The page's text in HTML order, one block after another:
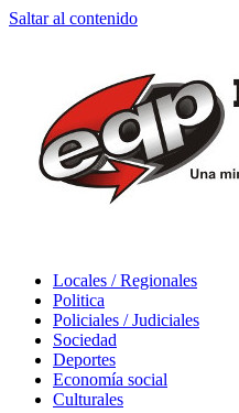
Saltar al contenido
Locales / Regionales
Politica
Policiales / Judiciales
Sociedad
Deportes
Economía social
Culturales